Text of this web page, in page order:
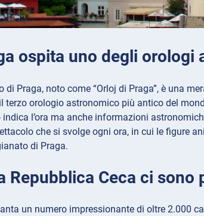
ospita uno degli
di Praga, noto come “Orloj di Praga”, è una
terzo orologio astronomico più antico del
l’ora ma anche informazioni
che si svolge ogni ora, in cui le figure
di Praga.
Repubblica Ceca ci sono
un numero impressionante di oltre 2.000